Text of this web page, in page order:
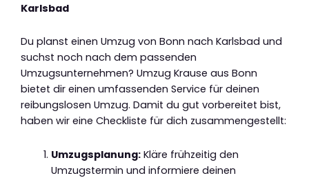
Karlsbad
Du planst einen Umzug von Bonn nach Karlsbad und
suchst noch nach dem passenden
Umzugsunternehmen? Umzug Krause aus Bonn
bietet dir einen umfassenden Service für deinen
reibungslosen Umzug. Damit du gut vorbereitet bist,
haben wir eine Checkliste für dich zusammengestellt:
Umzugsplanung:Kläre frühzeitig den
Umzugstermin und informiere deinen